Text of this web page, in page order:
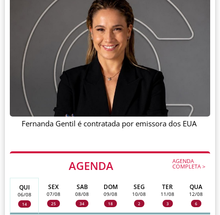
AGENDA AGENDA
COMPLETA >
QUI
06/08
14
SEX
07/08
25
SAB
08/08
34
DOM
09/08
18
SEG
10/08
2
TER
11/08
3
QUA
12/08
6
Fernanda Gentil é contratada por emissora dos EUA